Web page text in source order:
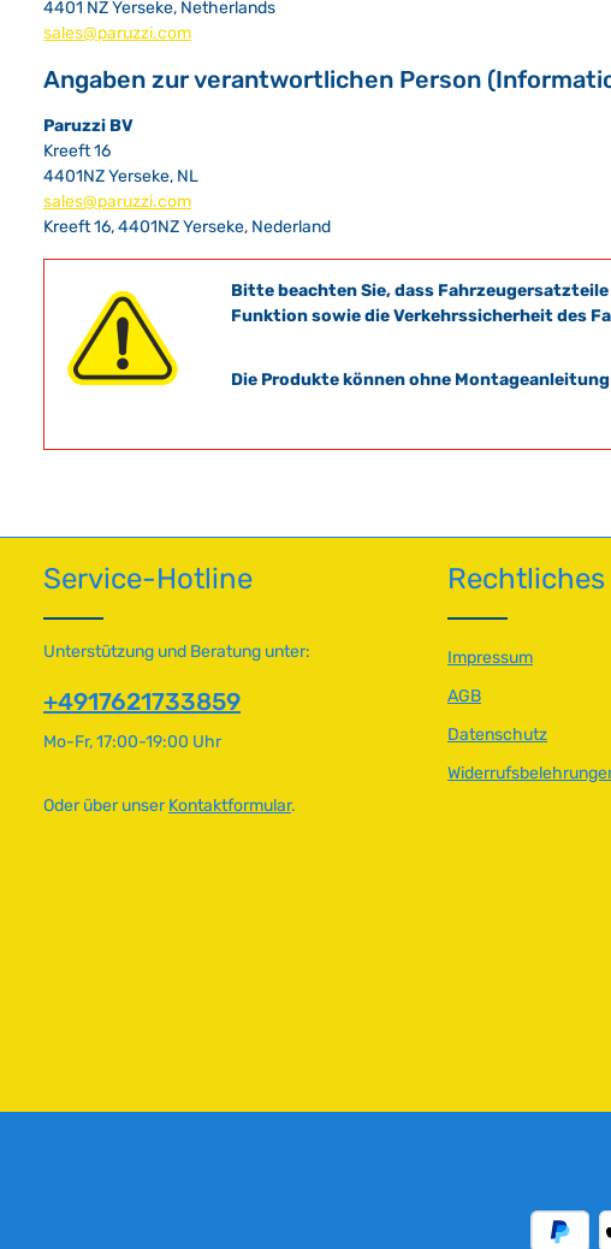
4401 NZ Yerseke, Netherlands
sales@paruzzi.com
Angaben zur verantwortlichen Person
Paruzzi BV
Kreeft 16
4401NZ Yerseke, NL
sales@paruzzi.com
Kreeft 16, 4401NZ Yerseke, Nederland
Bitte beachten Sie, dass
Funktion sowie die Verkehrssicherheit des
Die Produkte können ohne
Service-Hotline
Unterstützung und Beratung unter:
+4917621733859
Mo-Fr, 17:00-19:00 Uhr
Oder über unserKontaktformular.
Rechtliches
Impressum
AGB
Datenschutz